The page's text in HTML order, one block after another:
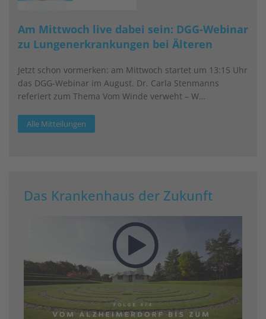
Am Mittwoch live dabei sein: DGG-Webinar
zu Lungenerkrankungen bei Älteren
Jetzt schon vormerken: am Mittwoch startet um 13:15 Uhr
das DGG-Webinar im August. Dr. Carla Stenmanns
referiert zum Thema Vom Winde verweht – W…
Alle Mitteilungen
Das Krankenhaus der Zukunft